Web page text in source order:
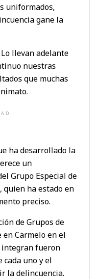
uniformados,
gane la
llevan adelante
nuestras
que muchas
ha desarrollado la
un
Grupo Especial de
quien ha estado en
preciso.
de Grupos de
en Carmelo en el
integran fueron
cada uno y el
la delincuencia.